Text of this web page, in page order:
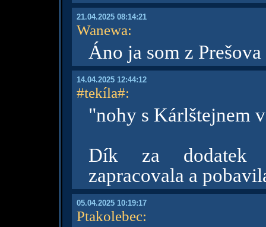
21.04.2025 08:14:21
Wanewa:
Áno ja som z Prešova
14.04.2025 12:44:12
#tekíla#:
"nohy s Kárlštejnem
Dík za dodatek
zapracovala a
05.04.2025 10:19:17
Ptakolebec: